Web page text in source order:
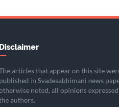
Disclaimer
articles that appear on this site
published in Svadesabhimani news
noted, all opinions
authors.